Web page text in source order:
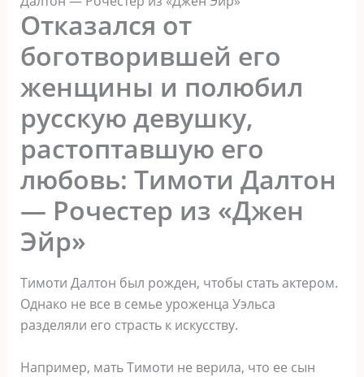
Отказался от
боготворившей его
женщины и полюбил
русскую девушку,
растоптавшую его
любовь: Тимоти Далтон
— Рочестер из «Джен
Эйр»
Тимоти Далтон был рожден, чтобы стать актером.
Однако не все в семье уроженца Уэльса
разделяли его страсть к искусству.
Например, мать Тимоти не верила, что ее сын